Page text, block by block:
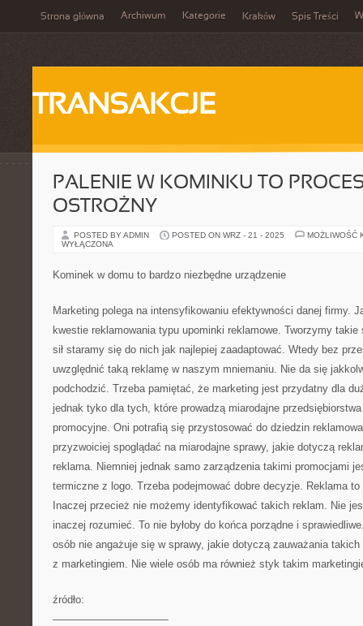
Strona główna Archiwum Kategorie Kraków Spis Treści
TRANSAKCJE
PALENIE W KOMINKU TO
OSTROŻNY
POSTED BY ADMIN POSTED ON WRZ - 21 - 2025
MOŻLIWOŚĆ
WYŁĄCZONA
Kominek w domu to bardzo niezbędne urządzenie
Marketing polega na intensyfikowaniu efektywności danej firmy.
kwestie reklamowania typu upominki reklamowe. Tworzymy takie
sił staramy się do nich jak najlepiej zaadaptować. Wtedy bez
uwzględnić taką reklamę w naszym mniemaniu. Nie da się
podchodzić. Trzeba pamiętać, że marketing jest przydatny dla
jednak tyko dla tych, które prowadzą miarodajne
promocyjne. Oni potrafią się przystosować do dziedzin
przyzwoiciej spoglądać na miarodajne sprawy, jakie dotyczą
reklama. Niemniej jednak samo zarządzenia takimi promocjami
termiczne z logo. Trzeba podejmować dobre decyzje. Reklama
Inaczej przecież nie możemy identyfikować takich reklam. Nie
inaczej rozumieć. To nie byłoby do końca porządne i
osób nie angażuje się w sprawy, jakie dotyczą zauważania
z marketingiem. Nie wiele osób ma również styk takim
źródło:
———————————